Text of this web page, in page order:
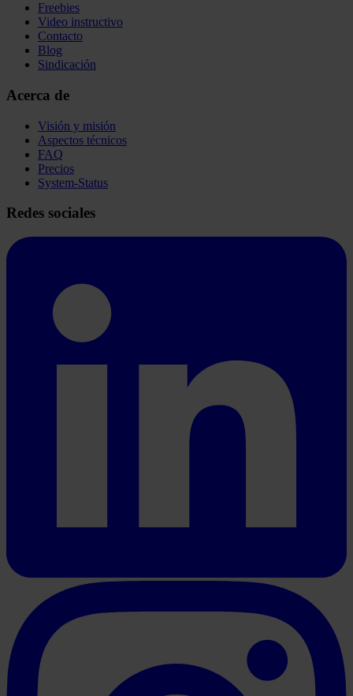
Freebies
Video instructivo
Contacto
Blog
Sindicación
Acerca de
Visión y misión
Aspectos técnicos
FAQ
Precios
System-Status
Redes sociales